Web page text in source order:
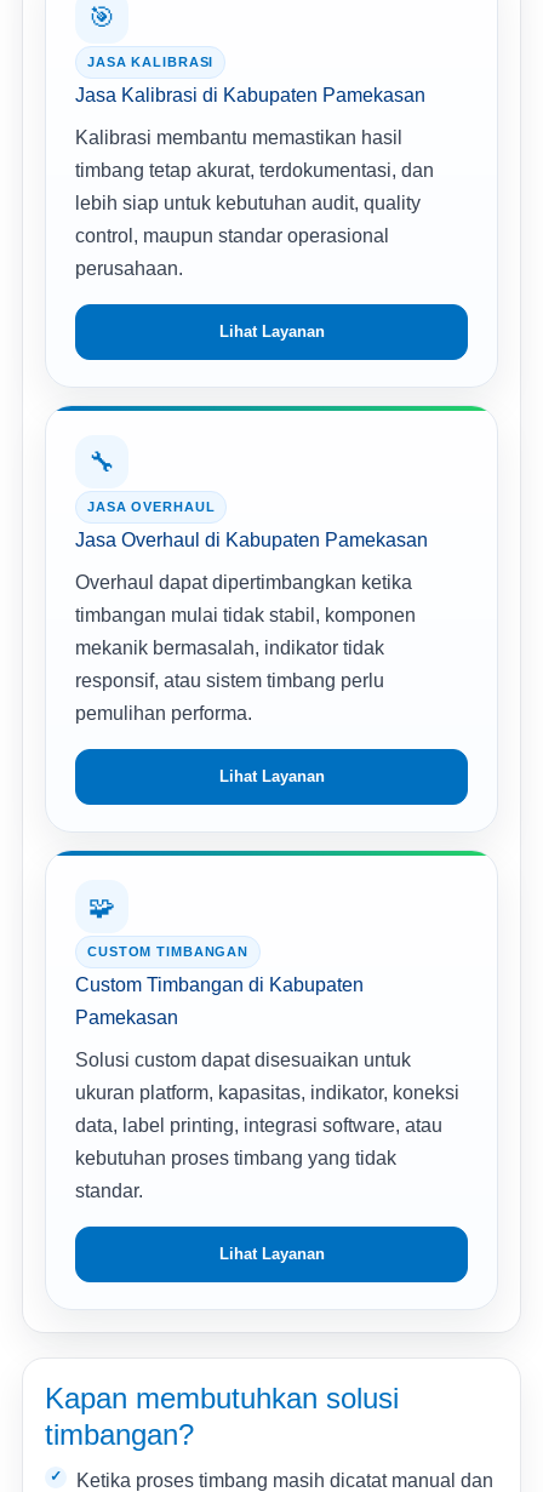
🎯
JASA KALIBRASI
Jasa Kalibrasi di Kabupaten Pamekasan
Kalibrasi membantu memastikan hasil
timbang tetap akurat, terdokumentasi, dan
lebih siap untuk kebutuhan audit, quality
control, maupun standar operasional
perusahaan.
Lihat Layanan
🔧
JASA OVERHAUL
Jasa Overhaul di Kabupaten Pamekasan
Overhaul dapat dipertimbangkan ketika
timbangan mulai tidak stabil, komponen
mekanik bermasalah, indikator tidak
responsif, atau sistem timbang perlu
pemulihan performa.
Lihat Layanan
🧩
CUSTOM TIMBANGAN
Custom Timbangan di Kabupaten
Pamekasan
Solusi custom dapat disesuaikan untuk
ukuran platform, kapasitas, indikator, koneksi
data, label printing, integrasi software, atau
kebutuhan proses timbang yang tidak
standar.
Lihat Layanan
Kapan membutuhkan solusi
timbangan?
Ketika proses timbang masih dicatat manual dan